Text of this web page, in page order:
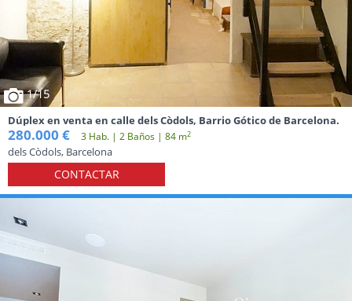
1/15
Dúplex en venta en calle dels Còdols, Barrio Gótico de Barcelona.
280.000 € 3 Hab. | 2 Baños | 84 m2
dels Còdols, Barcelona
CONTACTAR